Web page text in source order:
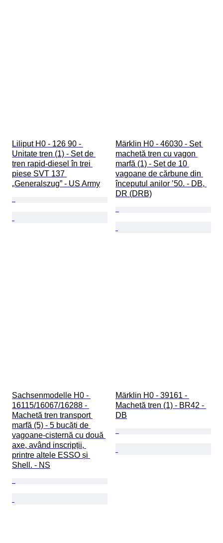
Liliput H0 - 126 90 -
Unitate tren (1) - Set de
tren rapid-diesel în trei
piese SVT 137
„Generalszug” - US Army
Märklin H0 - 46030 - Set
machetă tren cu vagon
marfă (1) - Set de 10
vagoane de cărbune din
începutul anilor ’50. - DB,
DR (DRB)
Sachsenmodelle H0 -
16115/16067/16288 -
Machetă tren transport
marfă (5) - 5 bucăți de
vagoane-cisternă cu două
axe, având inscripții,
printre altele ESSO și
Shell. - NS
Märklin H0 - 39161 -
Machetă tren (1) - BR42 -
DB